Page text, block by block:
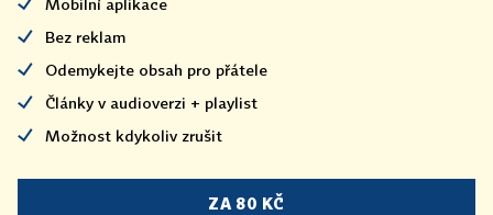
Mobilní aplikace
Bez reklam
Odemykejte obsah pro přátele
Články v audioverzi + playlist
Možnost kdykoliv zrušit
ZA 80 KČ